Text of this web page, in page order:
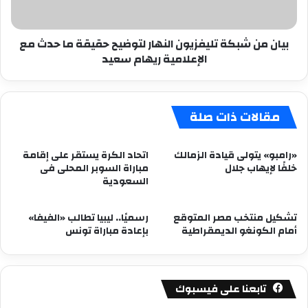
حدث
معبيان من شبكة تليفزيون النهار لتوضيح حقيقة ما حدث مع
الإعلامية ريهام سعيد
مقالات ذات صلة
«رامبو» يتولى قيادة الزمالك
خلفًا لإيهاب جلال
اتحاد الكرة يستقر على إقامة
مباراة السوبر المحلى فى
السعودية
تشكيل منتخب مصر المتوقع
أمام الكونغو الديمقراطية
رسميًا.. ليبيا تطالب «الفيفا»
بإعادة مباراة تونس
تابعنا على فيسبوك